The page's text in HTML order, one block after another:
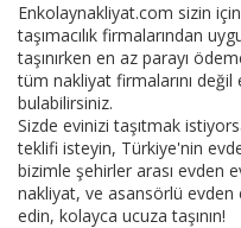
Enkolaynakliyat.com sizin
taşımacılık firmalarından
taşınırken en az parayı
tüm nakliyat firmalarını değil
bulabilirsiniz.
Sizde evinizi taşıtmak
teklifi isteyin, Türkiye'nin
bizimle şehirler arası evden
nakliyat, ve asansörlü
edin, kolayca ucuza taşının!